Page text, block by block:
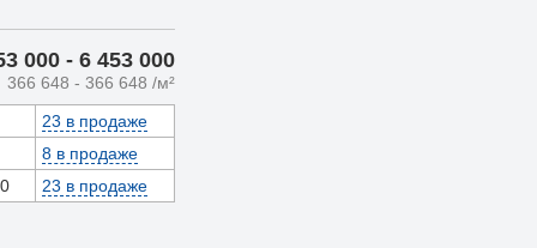
000- 6 453 000
366 648- 366 648/м²
23 в продаже
8 в продаже
23 в продаже